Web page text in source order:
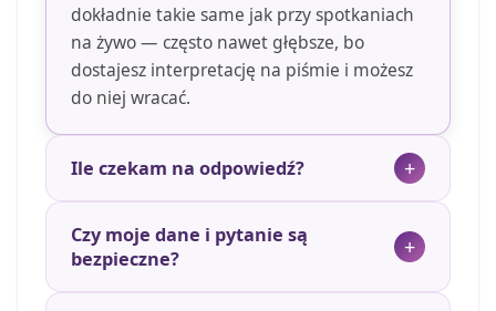
dokładnie takie same jak przy spotkaniach
na żywo — często nawet głębsze, bo
dostajesz interpretację na piśmie i możesz
do niej wracać.
Ile czekam na odpowiedź?
Czy moje dane i pytanie są
bezpieczne?